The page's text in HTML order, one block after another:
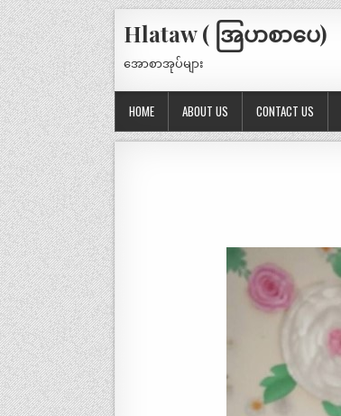
Hlataw ( အြပာစာပေ)
အောစာအုပ်များ
HOME ABOUT US CONTACT US